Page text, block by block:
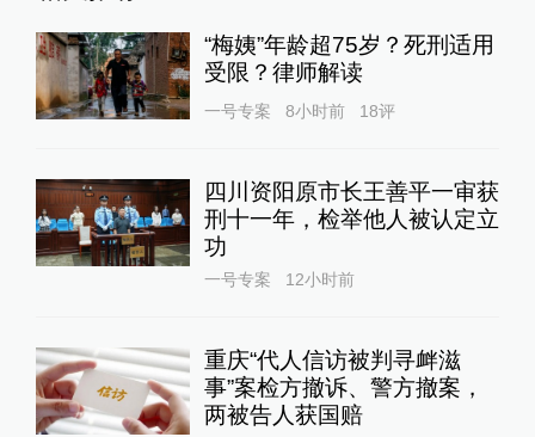
“梅姨”年龄超75岁？死刑适用
受限？律师解读
一号专案 8小时前 18评
四川资阳原市长王善平一审获
刑十一年，检举他人被认定立
功
一号专案 12小时前
重庆“代人信访被判寻衅滋
事”案检方撤诉、警方撤案，
两被告人获国赔